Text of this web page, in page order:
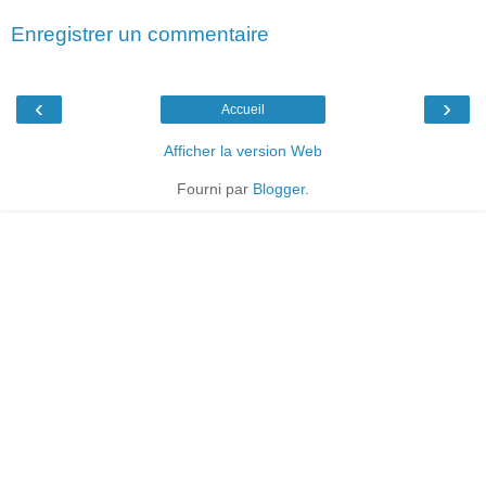
Enregistrer un commentaire
‹ ›
Accueil
Afficher la version Web
Fourni par Blogger.